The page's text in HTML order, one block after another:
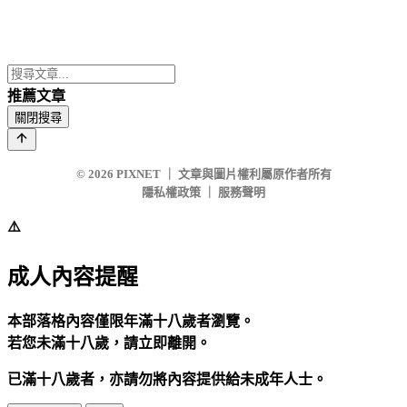
推薦文章
關閉搜尋
© 2026 PIXNET
文章與圖片權利屬原作者所有
隱私權政策
服務聲明
⚠️
成人內容提醒
本部落格內容僅限年滿十八歲者瀏覽。
若您未滿十八歲，請立即離開。
已滿十八歲者，亦請勿將內容提供給未成年人士。